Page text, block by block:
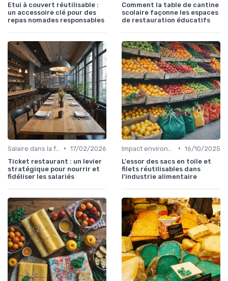
Etui à couvert réutilisable :
un accessoire clé pour des
repas nomades responsables
Comment la table de cantine
scolaire façonne les espaces
de restauration éducatifs
• 17/02/2026
Ticket restaurant : un levier
stratégique pour nourrir et
fidéliser les salariés
• 16/10/2025
L'essor des sacs en toile et
filets réutilisables dans
l'industrie alimentaire